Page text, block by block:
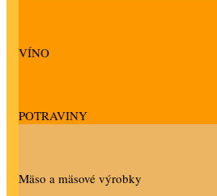
VÍNO
POTRAVINY
Mäso a mäsové výrobky